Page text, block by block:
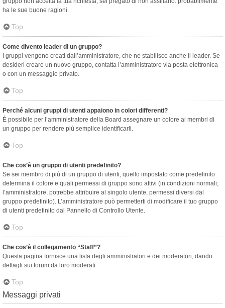
ha le sue buone ragioni.
Top
Come divento leader di un gruppo?
I gruppi vengono creati dall’amministratore, che ne stabilisce anche il leader. Se
desideri creare un nuovo gruppo, contatta l’amministratore via posta elettronica
o con un messaggio privato.
Top
Perché alcuni gruppi di utenti appaiono in colori differenti?
È possibile per l’amministratore della Board assegnare un colore ai membri di
un gruppo per rendere più semplice identificarli.
Top
Che cos’è un gruppo di utenti predefinito?
Se sei membro di più di un gruppo di utenti, quello impostato come predefinito
determina il colore e quali permessi di gruppo sono attivi (in condizioni normali;
l’amministratore, potrebbe attribuire al singolo utente, permessi diversi dal
gruppo predefinito). L’amministratore può permetterti di modificare il tuo gruppo
di utenti predefinito dal Pannello di Controllo Utente.
Top
Che cos’è il collegamento “Staff”?
Questa pagina fornisce una lista degli amministratori e dei moderatori, dando
dettagli sui forum da loro moderati.
Top
Messaggi privati